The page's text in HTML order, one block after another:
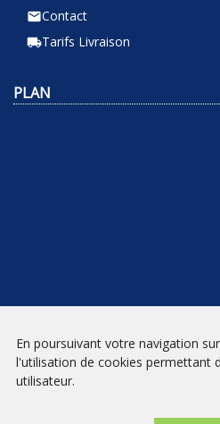
emailContact
local_shippingTarifs Livraison
PLAN
NEWSLETTER
En poursuivant votre navigation
l'utilisation de cookies permettant
utilisateur.